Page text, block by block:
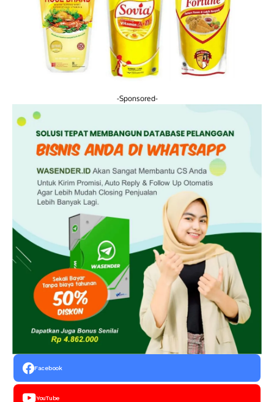
-Sponsored-
Facebook
YouTube